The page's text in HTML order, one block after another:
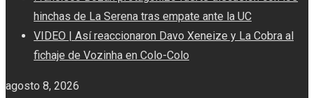
hinchas de La Serena tras empate ante la UC
VIDEO | Así reaccionaron Davo Xeneize y La Cobra al
fichaje de Vozinha en Colo-Colo
agosto 8, 2026